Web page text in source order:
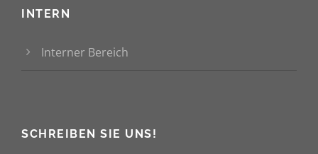
INTERN
Interner Bereich
SCHREIBEN SIE UNS!